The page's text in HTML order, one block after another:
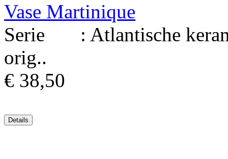
Vase Martinique
Serie : Atlantische
orig..
€ 38,50